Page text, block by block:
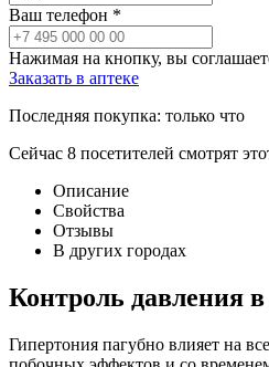
Ваш телефон *
Нажимая на кнопку, вы
Заказать в аптеке
Последняя покупка: только что
Сейчас 8 посетителей смотрят
Описание
Свойства
Отзывы
В других городах
Контроль давления
Гипертония пагубно влияет на